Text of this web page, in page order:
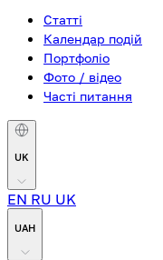
Статті
Календар подій
Портфоліо
Фото / відео
Часті питання
UK
EN RU UK
UAH